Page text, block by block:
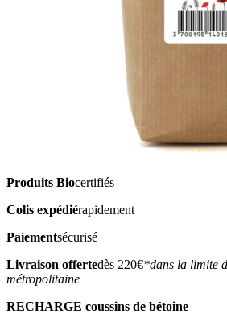
Produits Biocertifiés
Colis expédiérapidement
Paiementsécurisé
Livraison offertedès 220€*dans la limite
métropolitaine
RECHARGE coussins de bétoine